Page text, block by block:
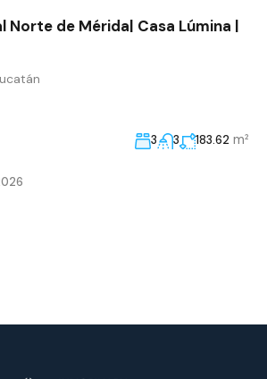
Norte de Mérida| Casa Lúmina |
3 3 183.62 m²